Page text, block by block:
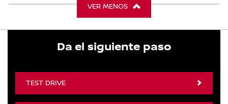
VER MENOS
Da el siguiente paso
TEST DRIVE